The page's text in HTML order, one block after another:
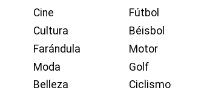
Cine
Cultura
Farándula
Moda
Belleza
Fútbol
Béisbol
Motor
Golf
Ciclismo